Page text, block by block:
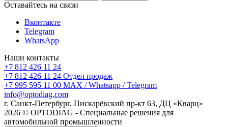
Оставайтесь на связи
Вконтакте
Telegram
WhatsApp
Наши контакты
+7 812 426 11 24
+7 812 426 11 24 Отдел продаж
+7 995 595 11 00 MAX / Whatsapp / Telegram
info@optodiag.com
г. Санкт-Петербург, Пискарёвский пр-кт 63, ДЦ «Кварц»
2026 © OPTODIAG - Специальные решения для
автомобильной промышленности